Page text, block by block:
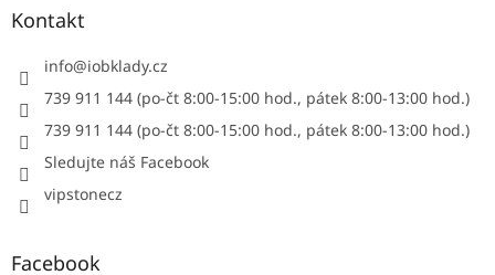
Kontakt
info@iobklady.cz
739 911 144 (po-čt 8:00-15:00 hod., pátek 8:00-13:00 hod.)
739 911 144 (po-čt 8:00-15:00 hod., pátek 8:00-13:00 hod.)
Sledujte náš Facebook
vipstonecz
Facebook